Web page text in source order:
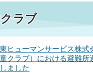
ラブ
ヒューマンサービス株式
クラブ）における避難所
ました